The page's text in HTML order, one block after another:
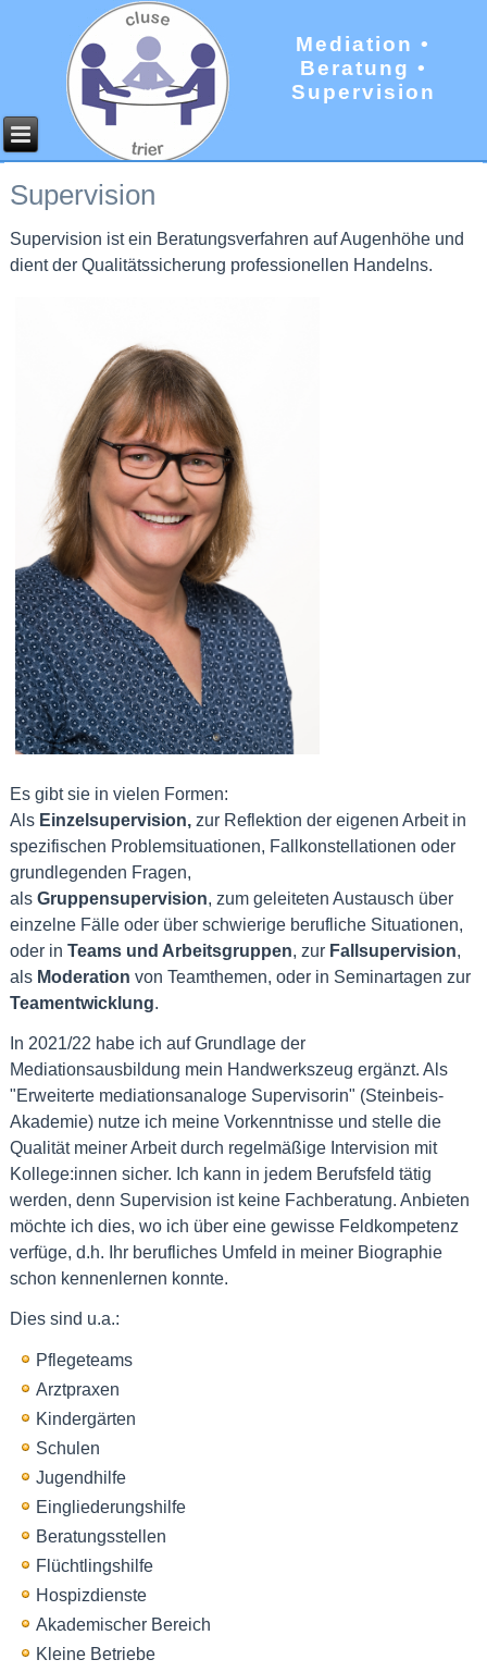
Mediation •
Beratung •
Supervision
Supervision
Supervision ist ein Beratungsverfahren auf Augenhöhe und
dient der Qualitätssicherung professionellen Handelns.
Es gibt sie in vielen Formen:
Als Einzelsupervision, zur Reflektion der eigenen Arbeit in
spezifischen Problemsituationen, Fallkonstellationen oder
grundlegenden Fragen,
alsGruppensupervision, zum geleiteten Austausch über
einzelne Fälle oder über schwierige berufliche Situationen,
oder in Teams und Arbeitsgruppen, zur Fallsupervision,
als Moderation von Teamthemen, oder in Seminartagen zur
Teamentwicklung.
In 2021/22 habe ich auf Grundlage der
Mediationsausbildung mein Handwerkszeug ergänzt. Als
"Erweiterte mediationsanaloge Supervisorin" (Steinbeis-
Akademie) nutze ich meine Vorkenntnisse und stelle die
Qualität meiner Arbeit durch regelmäßige Intervision mit
Kollege:innen sicher. Ich kann in jedem Berufsfeld tätig
werden, denn Supervision ist keine Fachberatung. Anbieten
möchte ich dies, wo ich über eine gewisse Feldkompetenz
verfüge, d.h. Ihr berufliches Umfeld in meiner Biographie
schon kennenlernen konnte.
Dies sind u.a.:
Pflegeteams
Arztpraxen
Kindergärten
Schulen
Jugendhilfe
Eingliederungshilfe
Beratungsstellen
Flüchtlingshilfe
Hospizdienste
Akademischer Bereich
Kleine Betriebe